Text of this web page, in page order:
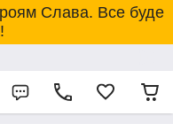
Слава. Все буде